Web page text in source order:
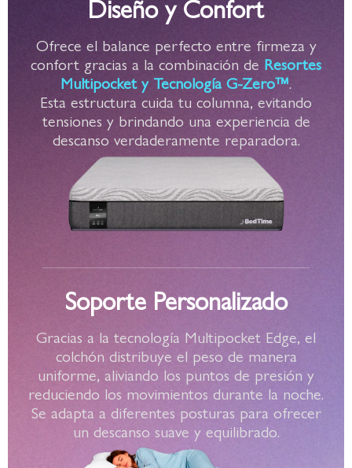
Diseño y Confort
Ofrece el balance perfecto entre firmeza y
confort gracias a la combinación de Resortes
Multipocket y Tecnología G-Zero™.
Esta estructura cuida tu columna, evitando
tensiones y brindando una experiencia de
descanso verdaderamente reparadora.
Soporte Personalizado
Gracias a la tecnología Multipocket Edge, el
colchón distribuye el peso de manera
uniforme, aliviando los puntos de presión y
reduciendo los movimientos durante la noche.
Se adapta a diferentes posturas para ofrecer
un descanso suave y equilibrado.